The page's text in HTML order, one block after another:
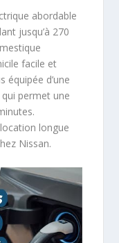
abordable
jusqu’à 270
facile et
équipée d’une
permet une
longue
Nissan.